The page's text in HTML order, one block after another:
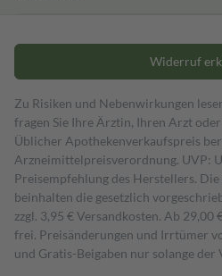
Widerruf
Zu Risiken und Nebenwirkungen
fragen Sie Ihre Ärztin, Ihren Arzt
Üblicher Apothekenverkaufspreis
Arzneimittelpreisverordnung. UVP:
Preisempfehlung des Herstellers. Die
beinhalten die gesetzlich
zzgl. 3,95 € Versandkosten. Ab
frei. Preisänderungen und Irrtümer
und Gratis-Beigaben nur solange